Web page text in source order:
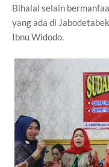
Bihalal selain
yang ada di
Ibnu Widodo.